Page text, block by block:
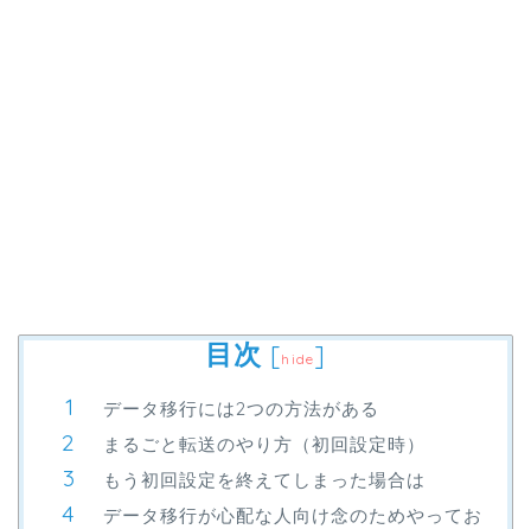
目次 [hide]
データ移行には2つの方法がある
まるごと転送のやり方（初回設定時）
もう初回設定を終えてしまった場合は
データ移行が心配な人向け念のためやってお